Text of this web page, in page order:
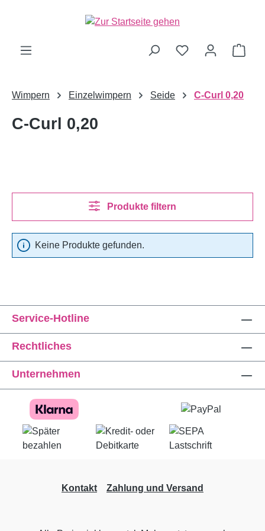
Wimpern Einzelwimpern Seide C-Curl 0,20
C-Curl 0,20
Produkte filtern
Keine Produkte gefunden.
Service-Hotline
Rechtliches
Unternehmen
Kontakt Zahlung und Versand